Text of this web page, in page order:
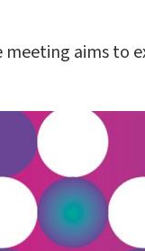
meeting aims to